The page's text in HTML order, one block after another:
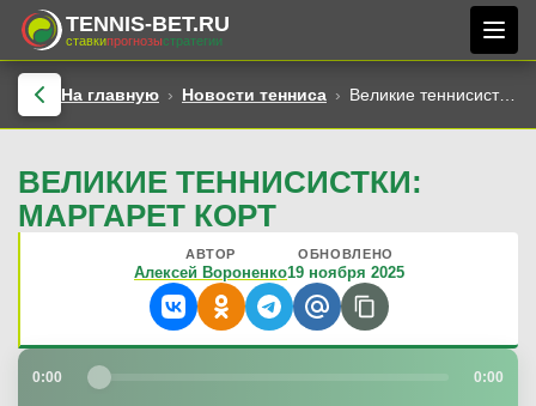
TENNIS-BET.RU
ставкипрогнозыстратегии
На главную Новости тенниса Великие теннисистки: Маргарет Корт
ВЕЛИКИЕ ТЕННИСИСТКИ:
МАРГАРЕТ КОРТ
АВТОР
Алексей Вороненко
ОБНОВЛЕНО
19 ноября 2025
0:00 0:00